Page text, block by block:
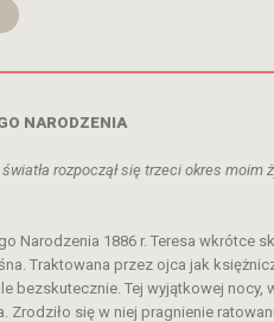
NARODZENIA
światła rozpoczął się trzeci okres
Narodzenia 1886 r. Teresa wkrótce
Traktowana przez ojca jak
bezskutecznie. Tej wyjątkowej nocy,
Zrodziło się w niej pragnienie